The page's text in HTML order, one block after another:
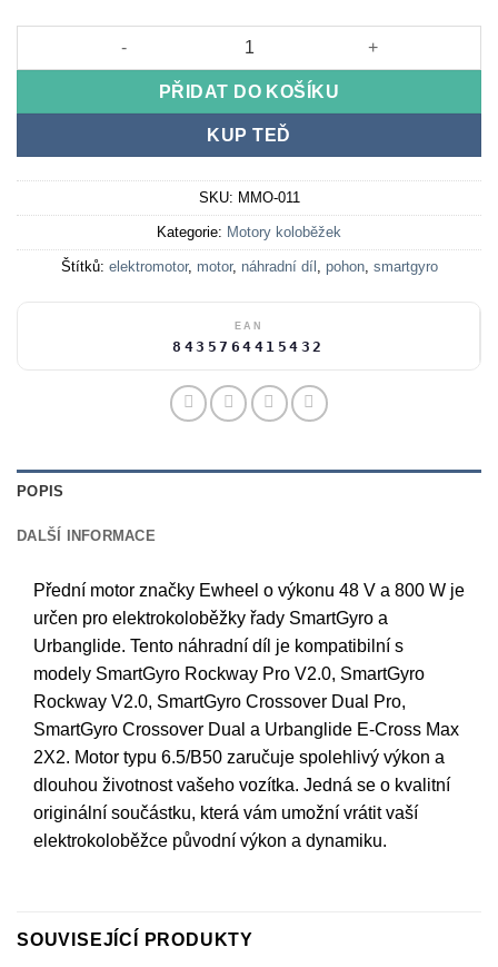
48 V 800 W 6.5/B50 engine for SmartGyro/Speedway (front)
PŘIDAT DO KOŠÍKU
KUP TEĎ
SKU: MMO-011
Kategorie: Motory koloběžek
Štítků: elektromotor, motor, náhradní díl , pohon, smartgyro
EAN
8435764415432
POPIS
DALŠÍ INFORMACE
Přední motor značky Ewheel o výkonu 48 V a 800 W je
určen pro elektrokoloběžky řady SmartGyro a
Urbanglide. Tento náhradní díl je kompatibilní s
modely SmartGyro Rockway Pro V2.0, SmartGyro
Rockway V2.0, SmartGyro Crossover Dual Pro,
SmartGyro Crossover Dual a Urbanglide E-Cross Max
2X2. Motor typu 6.5/B50 zaručuje spolehlivý výkon a
dlouhou životnost vašeho vozítka. Jedná se o kvalitní
originální součástku, která vám umožní vrátit vaší
elektrokoloběžce původní výkon a dynamiku.
SOUVISEJÍCÍ PRODUKTY